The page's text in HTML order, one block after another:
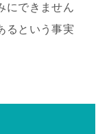
にできません
るという事実